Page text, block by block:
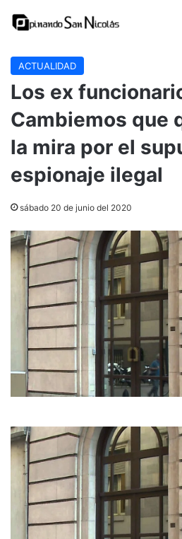
ACTUALIDAD
Los ex
Cambiemos que
la mira por el
espionaje ilegal
sábado 20 de junio del 2020